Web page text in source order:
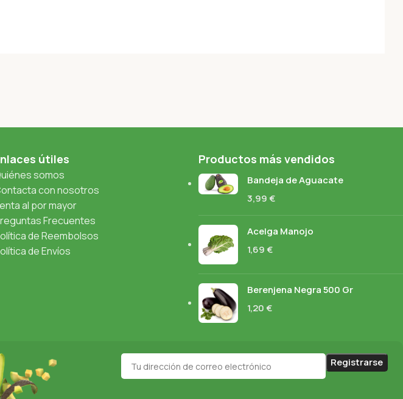
útiles
somos
con nosotros
al por mayor
Frecuentes
de Reembolsos
de Envíos
Productos más vendidos
Bandeja de Aguacate
3,99€
Acelga Manojo
1,69€
Berenjena Negra 500 Gr
1,20€